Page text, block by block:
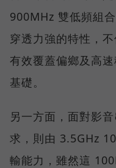
900MHz 雙低頻組
穿透力強的特性，
有效覆蓋偏鄉及高
基礎。
另一方面，面對影
求，則由 3.5GHz
輸能力，雖然這